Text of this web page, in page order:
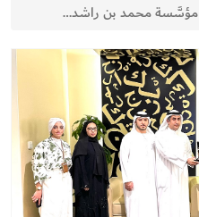
مؤسَّسة محمد بن راشد آل مكتوم للمعرفة تستقبل وفد الهيئة الاتحادية للهوية والجنسية والجمارك وأمن المنافذ – رأس الخيمة